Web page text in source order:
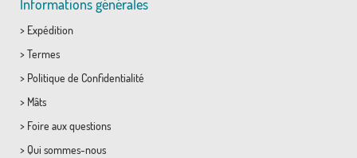
Informations générales
> Expédition
> Termes
> Politique de Confidentialité
> Mâts
> Foire aux questions
> Qui sommes-nous